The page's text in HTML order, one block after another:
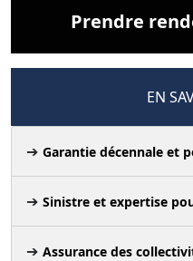
Prendre
EN
Garantie décennale et
Sinistre et expertise
Assurance des